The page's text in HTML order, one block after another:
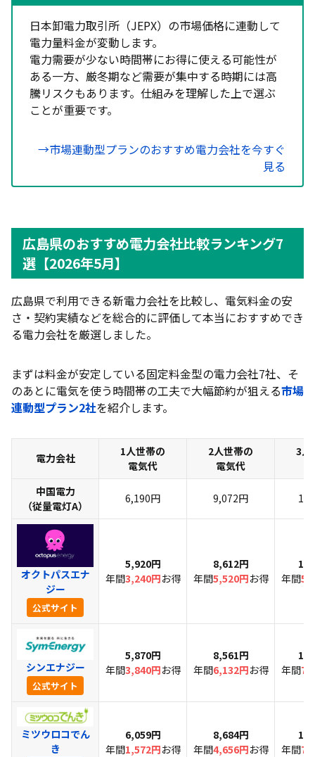
日本卸電力取引所（JEPX）の市場価格に連動して
電力量料金が変動します。
電力需要が少ない時間帯にお得に使える可能性が
ある一方、厳冬期など需要が集中する時期には高
騰リスクもあります。仕組みを理解した上で選ぶ
ことが重要です。
→市場連動型プランのおすすめ電力会社を今すぐ
見る
広島県のおすすめ電力会社比較ランキング7
選【2026年5月】
広島県で利用できる新電力会社を比較し、電気料金の安
さ・契約実績などを総合的に評価して本当におすすめでき
る電力会社を厳選しました。
まずは料金が安定している固定料金型の電力会社7社、そ
のあとに電気を使う時間帯の工夫で大幅節約が狙える市場
連動型プラン2社を紹介します。
電力会社
1人世帯の
電気代
2人世帯の
電気代
3人
中国電力
（従量電灯A）
6,190円 9,072円
オクトパスエナ
ジー
公式サイト
5,920円
年間3,240円お得
8,612円
年間5,520円お得
年間
シンエナジー
公式サイト
5,870円
年間3,840円お得
8,561円
年間6,132円お得
年間
ミツウロコでん
き
6,059円
年間1,572円お得
8,684円
年間4,656円お得
年間